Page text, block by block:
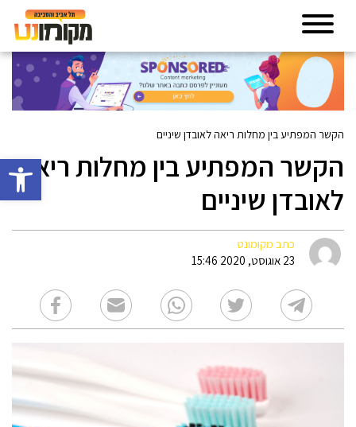
פתח
הקשר המפתיע בין מחלות ריאה לאובדן שיניים
הקשר המפתיע בין מחלות ריאה
לאובדן שיניים
כתב מקומונט
23 אוגוסט, 2020 15:46